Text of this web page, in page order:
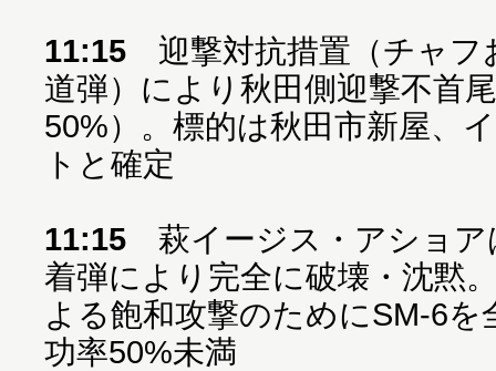
11:15 迎撃対抗措置（チャフ
道弾）により秋田側迎撃不首
50%）。標的は秋田市新屋、
トと確定
11:15 萩イージス・アショア
着弾により完全に破壊・沈黙
よる飽和攻撃のためにSM-6
功率50%未満